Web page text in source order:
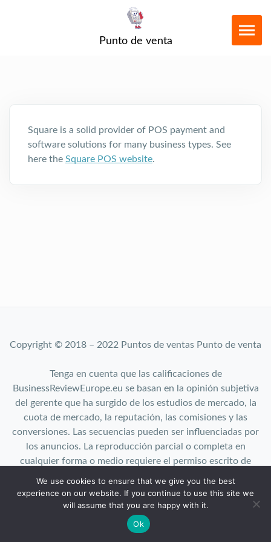
Punto de venta
Square is a solid provider of POS payment and
software solutions for many business types. See
here the Square POS website.
Copyright © 2018 – 2022 Puntos de ventas Punto de venta
Tenga en cuenta que las calificaciones de
BusinessReviewEurope.eu se basan en la opinión subjetiva
del gerente que ha surgido de los estudios de mercado, la
cuota de mercado, la reputación, las comisiones y las
conversiones. Las secuencias pueden ser influenciadas por
los anuncios. La reproducción parcial o completa en
cualquier forma o medio requiere el permiso escrito de
Top 10 | About us | User agreement| Cookies | Privacy
Policy
We use cookies to ensure that we give you the best
experience on our website. If you continue to use this site we
will assume that you are happy with it.
Ok